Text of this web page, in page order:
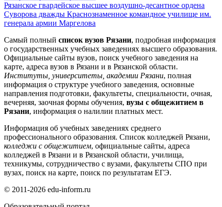
Рязанское гвардейское высшее воздушно-десантное ордена
Суворова дважды Краснознаменное командное училище им.
генерала армии Маргелова
Самый полный список вузов Рязани, подробная информация
о государственных учебных заведениях высшего образования.
Официальные сайты вузов, поиск учебного заведения на
карте, адреса вузов в Рязани и в Рязанской области.
Институты, университеты, академии Рязани, полная
информация о структуре учебного заведения, основные
направления подготовки, факультеты, специальности, очная,
вечерняя, заочная формы обучения, вузы с общежитием в
Рязани, информация о налилии платных мест.
Информация об учебных заведениях среднего
профессионального образования. Список колледжей Рязани,
колледжи с общежитием, официальные сайты, адреса
колледжей в Рязани и в Рязанской области, училища,
техникумы, сотрудничество с вузами, факультеты СПО при
вузах, поиск на карте, поиск по результатам ЕГЭ.
© 2011-2026 edu-inform.ru